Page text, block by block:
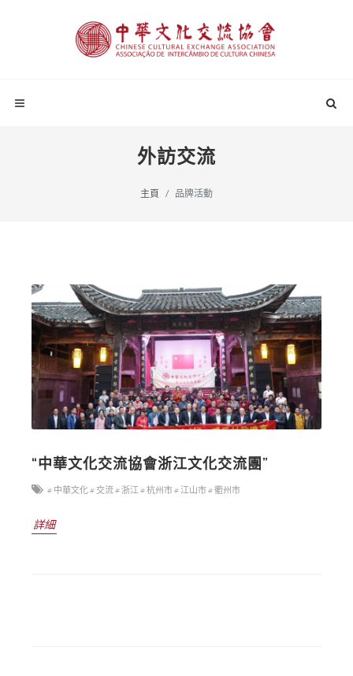
外訪交流
主頁 品牌活動
“中華文化交流協會浙江文化交流團”
# 中華文化# 交流# 浙江# 杭州市# 江山市# 衢州市
詳細